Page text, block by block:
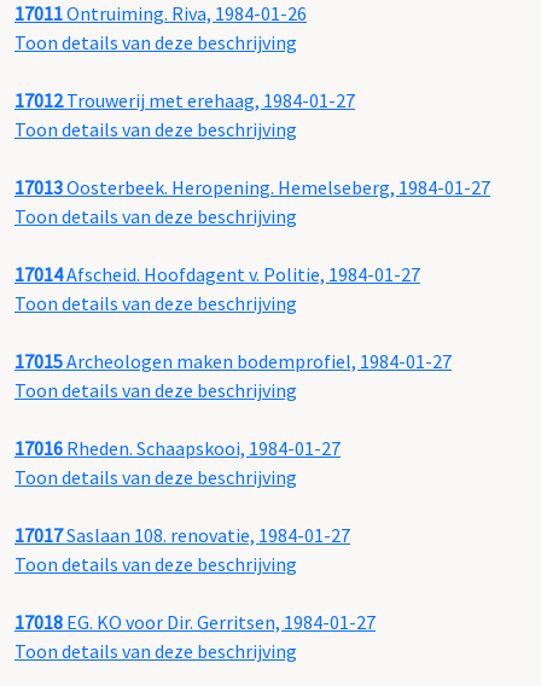
17011Ontruiming. Riva, 1984-01-26
Toon details van deze beschrijving
17012Trouwerij met erehaag, 1984-01-27
Toon details van deze beschrijving
17013Oosterbeek. Heropening. Hemelseberg, 1984-01-27
Toon details van deze beschrijving
17014Afscheid. Hoofdagent v. Politie, 1984-01-27
Toon details van deze beschrijving
17015Archeologen maken bodemprofiel, 1984-01-27
Toon details van deze beschrijving
17016 Rheden. Schaapskooi, 1984-01-27
Toon details van deze beschrijving
17017Saslaan 108. renovatie, 1984-01-27
Toon details van deze beschrijving
17018 EG. KO voor Dir. Gerritsen, 1984-01-27
Toon details van deze beschrijving